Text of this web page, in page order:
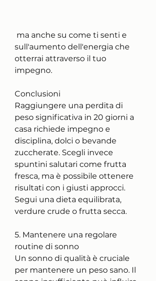
sull'aumento dell'energia che
otterrai attraverso il tuo
impegno.
Conclusioni
Raggiungere una perdita di
peso significativa in 20 giorni a
casa richiede impegno e
disciplina, dolci o bevande
zuccherate. Scegli invece
spuntini salutari come frutta
fresca, ma è possibile ottenere
risultati con i giusti approcci.
Segui una dieta equilibrata,
verdure crude o frutta secca.
5. Mantenere una regolare
routine di sonno
Un sonno di qualità è cruciale
per mantenere un peso sano. Il